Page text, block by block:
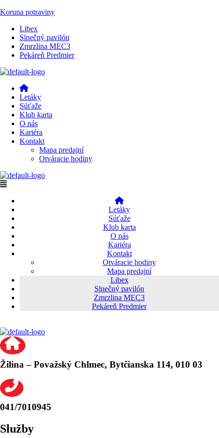
Koruna potraviny
Menu
Libex
Slnečný pavilón
Zmrzlina MEC3
Pekáreň Predmier
Menu
Letáky
Súťaže
Klub karta
O nás
Kariéra
Kontakt
Mapa predajní
Otváracie hodiny
Menu
Letáky
Súťaže
Klub karta
O nás
Kariéra
Kontakt
Otváracie hodiny
Mapa predajní
Libex
Slnečný pavilón
Zmrzlina MEC3
Pekáreň Predmier
Žilina – Považský Chlmec, Bytčianska 114, 010 03
041/7010945
Služby